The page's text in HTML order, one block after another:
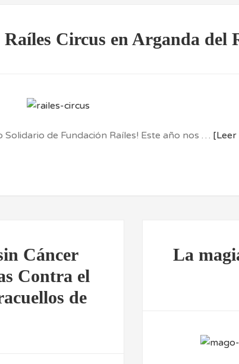
Raíles Circus en Arganda del
Solidario de Fundación Raíles! Este año nos … [Leer
Cáncer
Contra el
de
La